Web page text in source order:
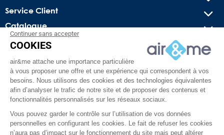
Service Client
Catalogue
Recevez nos offres spéciales !
Conseils pratiques, bons plans exclusifs et actus sur l’air
intérieur. Pas de spam, juré !
Continuer sans accepter
COOKIES
air&me attache une importance particulière
à vous proposer une offre et une expérience qui correspondent à vos
besoins. Nous utilisons des cookies et des technologies équivalentes
afin d’analyser le trafic de notre site et de proposer des contenus et
fonctionnalités personnalisés sur les réseaux sociaux.
Vous pouvez garder le contrôle sur l’utilisation de vos données
personnelles en configurant les cookies. Le fait de refuser les cookies
n’aura pas d’impact sur le fonctionnement du site mais peut altérer